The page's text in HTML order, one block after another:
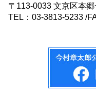
〒113-0033 文京区本
TEL：03-3813-5233 /